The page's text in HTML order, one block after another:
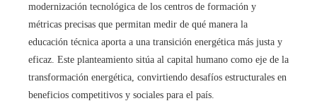
modernización tecnológica de los centros de formación y
métricas precisas que permitan medir de qué manera la
educación técnica aporta a una transición energética más justa y
eficaz. Este planteamiento sitúa al capital humano como eje de la
transformación energética, convirtiendo desafíos estructurales en
beneficios competitivos y sociales para el país.